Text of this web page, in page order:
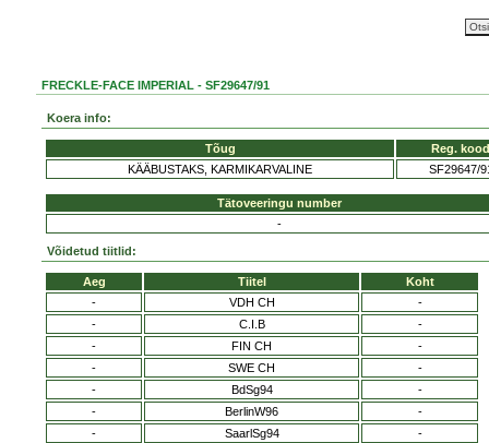
FRECKLE-FACE IMPERIAL - SF29647/91
Koera info:
Tõug
Reg. kood
KÄÄBUSTAKS, KARMIKARVALINE
SF29647/
Tätoveeringu number
-
Võidetud tiitlid:
Aeg Tiitel
Koht
-
VDH CH
-
-
C.I.B
-
-
FIN CH
-
-
SWE CH
-
-
BdSg94
-
-
BerlinW96
-
-
SaarlSg94 -